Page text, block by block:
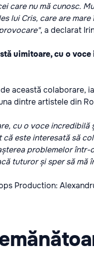
care nu mă cunosc.
lui Cris, care are
, a declarat
uimitoare, cu o
această colaborare,
dintre artistele din
cu o voce
este interesată să
problemelor
tuturor și sper să mă
Production: